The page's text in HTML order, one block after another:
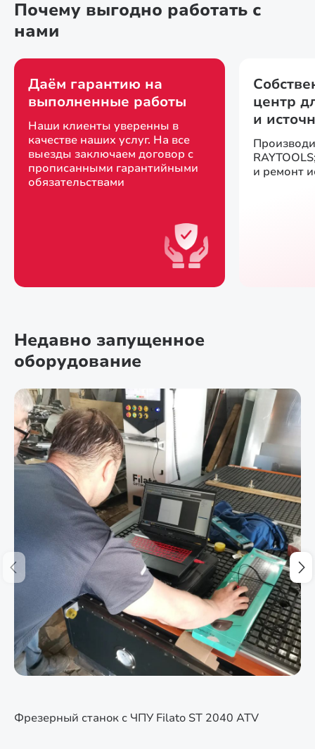
Почему выгодно работать с
нами
Даём гарантию на
выполненные работы
Наши клиенты уверенны в
качестве наших услуг. На все
выезды заключаем договор с
прописанными гарантийными
обязательствами
центр
и
и ремонт
Недавно запущенное
оборудование
Фрезерный станок с ЧПУ Filato ST 2040 ATV